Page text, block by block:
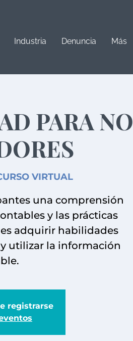
Industria Denuncia Más
PARA NO
VIRTUAL
una comprensión
y las prácticas
adquirir habilidades
utilizar la información
registrarse